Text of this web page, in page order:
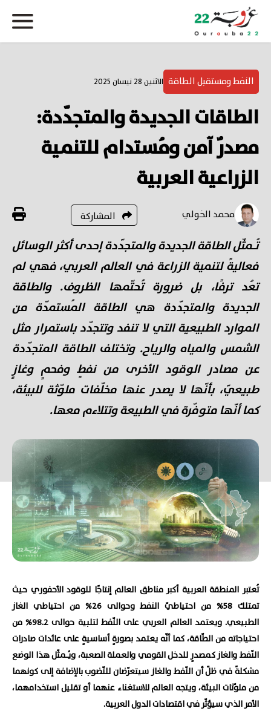
النفط ومستقبل الطاقة الاثنين 28 نيسان 2025
الطاقات الجديدة والمتجدّدة:
مصدرٌ آمن ومُستدام للتنمية
الزراعية العربية
محمد الخولي المشاركة
تُـمثّل الطاقة الجديدة والمتجدّدة إحدى أكثر الوسائل
فعاليةً لتنمية الزراعة في العالم العربي، فهي لم
تعُد ترفًا، بل ضرورة تُحتّمها الظروف. والطاقة
الجديدة والمتجدّدة هي الطاقة المُستمدّة من
الموارد الطبيعية التي لا تنفد وتتجدّد باستمرار مثل
الشمس والمياه والرياح. وتختلف الطاقة المتجدّدة
عن مصادر الوقود الأخرى من نفطٍ وفحمٍ وغازٍ
طبیعيّ، بأنّها لا يصدر عنها مخلّفات ملوّثة للبيئة،
كما أنّها متوفّرة في الطبيعة وتتلاءم معها.
تُعتبر المنطقة العربية أكبر مناطق العالم إنتاجًا للوقود الأحفوري حيث
تمتلك 58% من احتياطيّ النفط وحوالى 26% من احتياطي الغاز
الطبيعي. ويعتمد العالم العربي على النّفط لتلبية حوالى 98.2% من
احتياجاته من الطّاقة، كما أنّه يعتمد بصورةٍ أساسيةٍ على عائدات صادرات
النّفط والغاز كمصدرٍ للدخل القومي والعملة الصعبة، ويُـمثّل هذا الوضع
مشكلةً في ظلّ أن النّفط والغاز سيتعرّضان للنّضوب بالإضافة إلى كونهما
من ملوّثات البيئة، ويتجه العالم للاستغناء عنهما أو تقليل استخدامهما،
الأمر الذي سيؤثّر في اقتصادات الدول العربية.